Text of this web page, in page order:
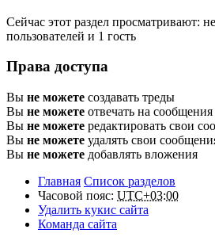
Сейчас этот раздел просматривают:
пользователей и 1 гость
Права доступа
Вы не можете создавать треды
Вы не можете отвечать на сообщения
Вы не можете редактировать свои
Вы не можете удалять свои
Вы не можете добавлять вложения
Главная Список разделов
Часовой пояс: UTC+03:00
Удалить кукис сайта
Команда сайта